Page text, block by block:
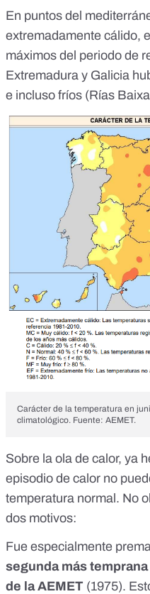
En puntos del
extremadamente cálido,
máximos del periodo de
Extremadura y Galicia
e incluso fríos (Rías
Carácter de la temperatura en
climatológico. Fuente: AEMET.
Sobre la ola de calor, ya
episodio de calor no
temperatura normal. No
dos motivos:
Fue especialmente
segunda más
de la AEMET (1975).